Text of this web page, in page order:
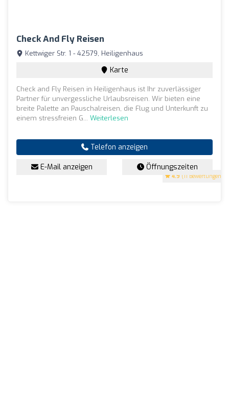
Check And Fly Reisen
4.9 (11 Bewertungen)
Kettwiger Str. 1 - 42579, Heiligenhaus
Karte
Check and Fly Reisen in Heiligenhaus ist Ihr zuverlässiger
Partner für unvergessliche Urlaubsreisen. Wir bieten eine
breite Palette an Pauschalreisen, die Flug und Unterkunft zu
einem stressfreien G... Weiterlesen
Telefon anzeigen
E-Mail anzeigen Öffnungszeiten